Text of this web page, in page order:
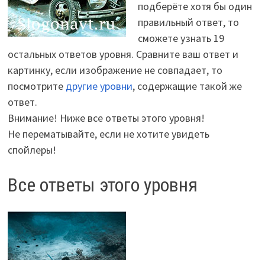
подберёте хотя бы один
правильный ответ, то
сможете узнать 19
остальных ответов уровня. Сравните ваш ответ и
картинку, если изображение не совпадает, то
посмотрите другие уровни, содержащие такой же
ответ.
Внимание! Ниже все ответы этого уровня!
Не перематывайте, если не хотите увидеть
спойлеры!
Все ответы этого уровня